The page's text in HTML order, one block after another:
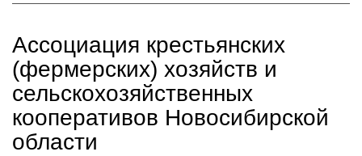
Ассоциация крестьянских
(фермерских) хозяйств и
сельскохозяйственных
кооперативов Новосибирской
области